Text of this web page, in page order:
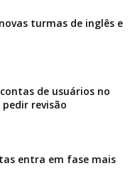
turmas de inglês e
de usuários no
revisão
entra em fase mais